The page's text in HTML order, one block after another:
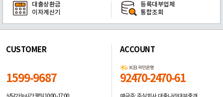
대출상환금
이자계산기
등록대부업체
통합조회
CUSTOMER
1599-9687
ACCOUNT
92470-2470-61